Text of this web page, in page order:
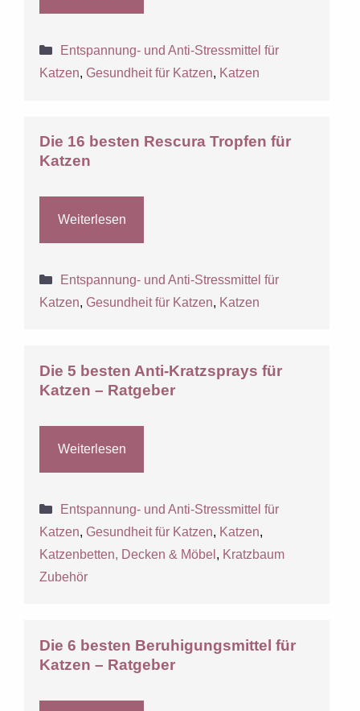
Kategorien
Entspannung- und Anti-Stressmittel für
Katzen,Gesundheit für Katzen, Katzen
Die 16 besten Rescura Tropfen für
Katzen
Weiterlesen
Kategorien
Entspannung- und Anti-Stressmittel für
Katzen,Gesundheit für Katzen, Katzen
Die 5 besten Anti-Kratzsprays für
Katzen – Ratgeber
Weiterlesen
Kategorien
Entspannung- und Anti-Stressmittel für
Katzen,Gesundheit für Katzen, Katzen,
Katzenbetten, Decken & Möbel , Kratzbaum
Zubehör
Die 6 besten Beruhigungsmittel für
Katzen – Ratgeber